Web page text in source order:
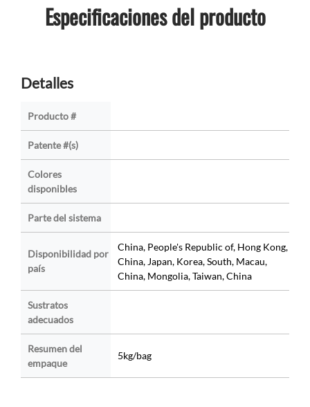
Especificaciones del producto
Detalles
Producto #
Patente #(s)
Colores
disponibles
Parte del sistema
Disponibilidad por
país
China, People's Republic of, Hong Kong,
China, Japan, Korea, South, Macau,
China, Mongolia, Taiwan, China
Sustratos
adecuados
Resumen del
empaque
5kg/bag